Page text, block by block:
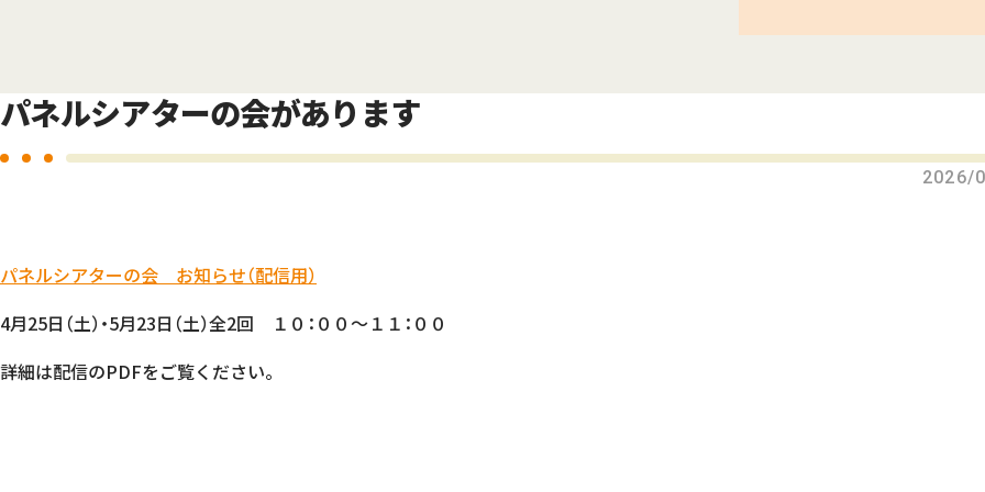
パネルシアターの会があります
2026/
パネルシアターの会 お知らせ（配信用）
4月25日（土）・5月23日（土）全2回 １０：００～１１：００
詳細は配信のPDFをご覧ください。